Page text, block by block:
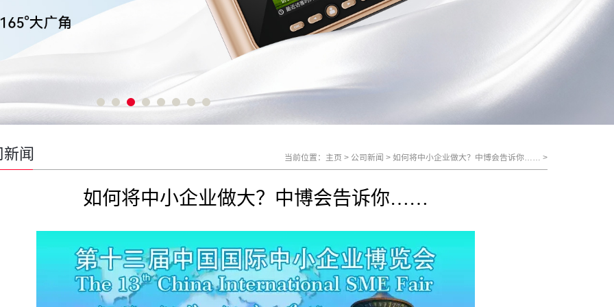
闻 当前位置： 主页 > 公司新闻 > 如何将中小企业做大？中博会告诉你…… >
如何将中小企业做大？中博会告诉你……